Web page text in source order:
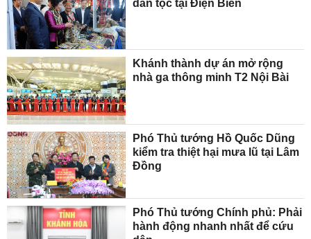
dân tộc tại Điện Biên
Khánh thành dự án mở rộng
nhà ga thông minh T2 Nội Bài
Phó Thủ tướng Hồ Quốc Dũng
kiểm tra thiệt hại mưa lũ tại Lâm
Đồng
Phó Thủ tướng Chính phủ: Phải
hành động nhanh nhất để cứu